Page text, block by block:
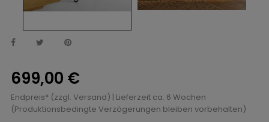
699,00 €
Endpreis* (zzgl. Versand) | Lieferzeit ca. 6 Wochen
(Produktionsbedingte Verzögerungen bleiben vorbehalten)